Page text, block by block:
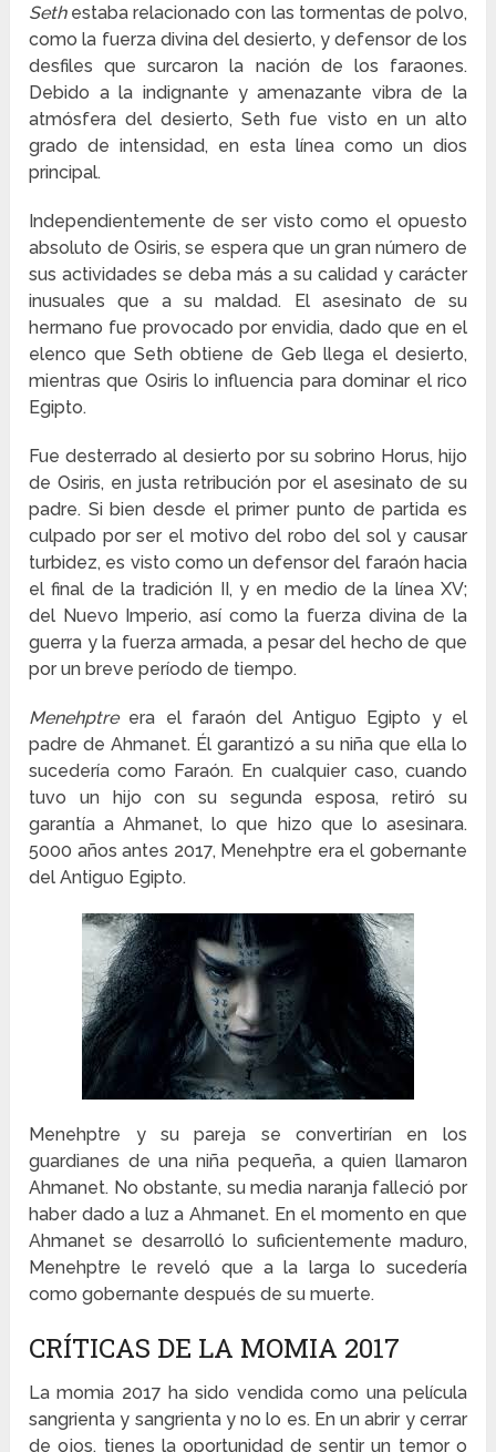
Sethestaba relacionado con las tormentas de polvo,
como la fuerza divina del desierto, y defensor de los
desfiles que surcaron la nación de los faraones.
Debido a la indignante y amenazante vibra de la
atmósfera del desierto, Seth fue visto en un alto
grado de intensidad, en esta línea como un dios
principal.
Independientemente de ser visto como el opuesto
absoluto de Osiris, se espera que un gran número de
sus actividades se deba más a su calidad y carácter
inusuales que a su maldad. El asesinato de su
hermano fue provocado por envidia, dado que en el
elenco que Seth obtiene de Geb llega el desierto,
mientras que Osiris lo influencia para dominar el rico
Egipto.
Fue desterrado al desierto por su sobrino Horus, hijo
de Osiris, en justa retribución por el asesinato de su
padre. Si bien desde el primer punto de partida es
culpado por ser el motivo del robo del sol y causar
turbidez, es visto como un defensor del faraón hacia
el final de la tradición II, y en medio de la línea XV;
del Nuevo Imperio, así como la fuerza divina de la
guerra y la fuerza armada, a pesar del hecho de que
por un breve período de tiempo.
Menehptreera el faraón del Antiguo Egipto y el
padre de Ahmanet. Él garantizó a su niña que ella lo
sucedería como Faraón. En cualquier caso, cuando
tuvo un hijo con su segunda esposa, retiró su
garantía a Ahmanet, lo que hizo que lo asesinara.
5000 años antes 2017, Menehptre era el gobernante
del Antiguo Egipto.
Menehptre y su pareja se convertirían en los
guardianes de una niña pequeña, a quien llamaron
Ahmanet. No obstante, su media naranja falleció por
haber dado a luz a Ahmanet. En el momento en que
Ahmanet se desarrolló lo suficientemente maduro,
Menehptre le reveló que a la larga lo sucedería
como gobernante después de su muerte.
CRÍTICAS DE LA MOMIA 2017
La momia 2017 ha sido vendida como una película
sangrienta y sangrienta y no lo es. En un abrir y cerrar
de ojos, tienes la oportunidad de sentir un temor o